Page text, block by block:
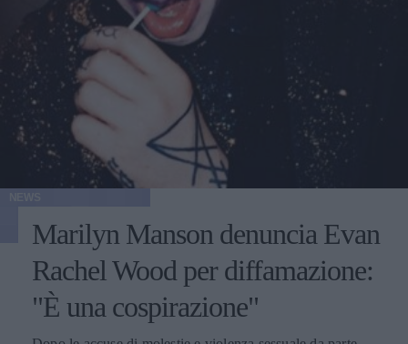
Marilyn Manson denuncia Evan
Rachel Wood per diffamazione:
"È una cospirazione"